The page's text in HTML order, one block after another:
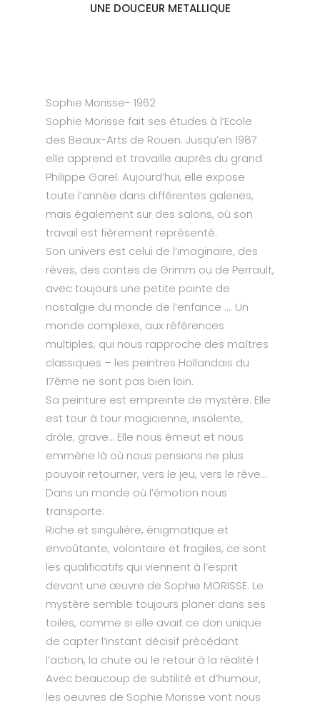
UNE DOUCEUR METALLIQUE
Sophie Morisse- 1962
Sophie Morisse fait ses études à l’Ecole
des Beaux-Arts de Rouen. Jusqu’en 1987
elle apprend et travaille auprès du grand
Philippe Garel. Aujourd’hui, elle expose
toute l’année dans différentes galeries,
mais également sur des salons, où son
travail est fièrement représenté.
Son univers est celui de l’imaginaire, des
rêves, des contes de Grimm ou de Perrault,
avec toujours une petite pointe de
nostalgie du monde de l’enfance …. Un
monde complexe, aux références
multiples, qui nous rapproche des maîtres
classiques – les peintres Hollandais du
17ème ne sont pas bien loin.
Sa peinture est empreinte de mystère. Elle
est tour à tour magicienne, insolente,
drôle, grave… Elle nous émeut et nous
emmène là où nous pensions ne plus
pouvoir retourner, vers le jeu, vers le rêve…
Dans un monde où l’émotion nous
transporte.
Riche et singulière, énigmatique et
envoûtante, volontaire et fragiles, ce sont
les qualificatifs qui viennent à l’esprit
devant une œuvre de Sophie MORISSE. Le
mystère semble toujours planer dans ses
toiles, comme si elle avait ce don unique
de capter l’instant décisif précédant
l’action, la chute ou le retour à la réalité !
Avec beaucoup de subtilité et d’humour,
les oeuvres de Sophie Morisse vont nous